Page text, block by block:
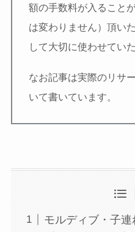
額の手数料が入ること
は変わりません）頂い
して大切に使わせてい
なお記事は実際のリサ
いて書いています。
モルディブ・子